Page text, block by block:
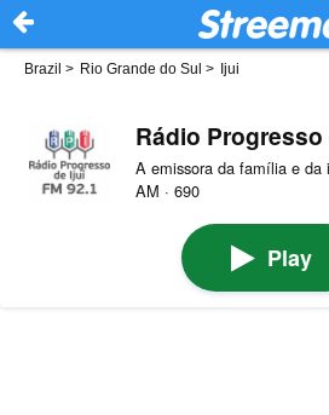
Brazil > Rio Grande do Sul > Ijui
Rádio
A emissora da família e da
AM · 690
Play